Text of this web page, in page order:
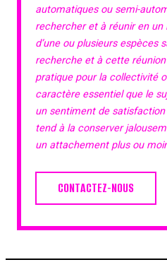
automatiques ou semi-
rechercher et à réunir en un
d’une ou plusieurs espèces
recherche et à cette
pratique pour la collectivité
caractère essentiel que le
un sentiment de
tend à la conserver
un attachement plus ou
CONTACTEZ-NOUS